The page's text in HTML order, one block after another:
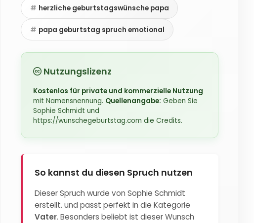
herzliche geburtstagswünsche papa
papa geburtstag spruch emotional
Nutzungslizenz
Kostenlos für private und kommerzielle Nutzung
mit Namensnennung. Quellenangabe: Geben Sie
Sophie Schmidt und
https://wunschegeburtstag.com die Credits.
So kannst du diesen Spruch nutzen
Dieser Spruch wurde von Sophie Schmidt
erstellt. und passt perfekt in die Kategorie
Vater. Besonders beliebt ist dieser Wunsch